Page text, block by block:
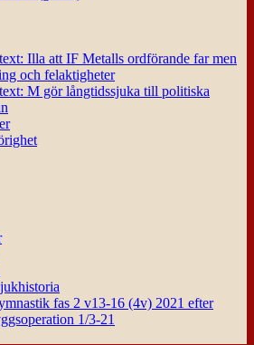
Illa att IF Metalls ordförande far men
och felaktigheter
M gör långtidssjuka till politiska
fas 2 v13-16 (4v) 2021 efter
1/3-21